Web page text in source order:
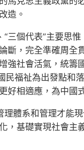
造。
三個代表”主要思
，完全準確周全
社會活氣，統籌
福祉為出發點和
相適應，為中國
體系和管理才能
，基礎實現社會主